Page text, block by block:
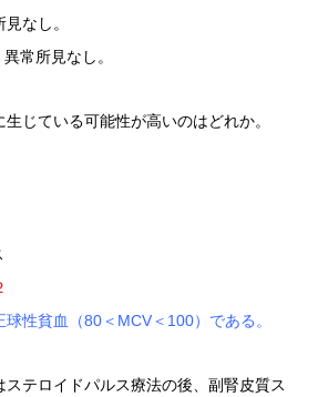
なし。
常所見なし。
じている可能性が高いのはどれか。
貧血（80＜MCV＜100）である。
テロイドパルス療法の後、副腎皮質ス